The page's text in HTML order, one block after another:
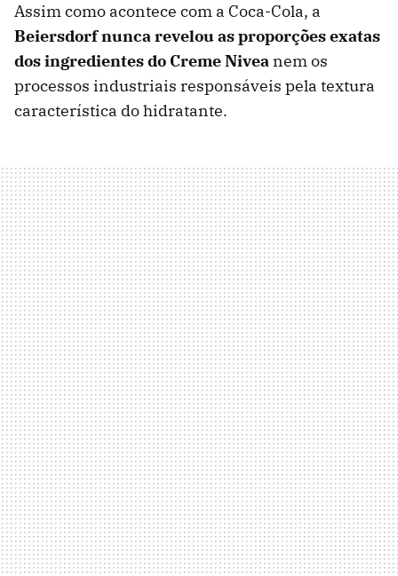
Assim como acontece com a Coca-Cola, a
Beiersdorf nunca revelou as proporções exatas
dos ingredientes do Creme Nivea nem os
processos industriais responsáveis pela textura
característica do hidratante.